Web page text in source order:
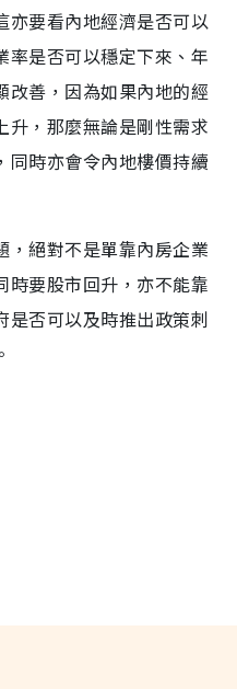
亦要看內地經濟是否可以
率是否可以穩定下來、年
改善，因為如果內地的經
升，那麼無論是剛性需求
同時亦會令內地樓價持續
，絕對不是單靠內房企業
時要股市回升，亦不能靠
是否可以及時推出政策刺